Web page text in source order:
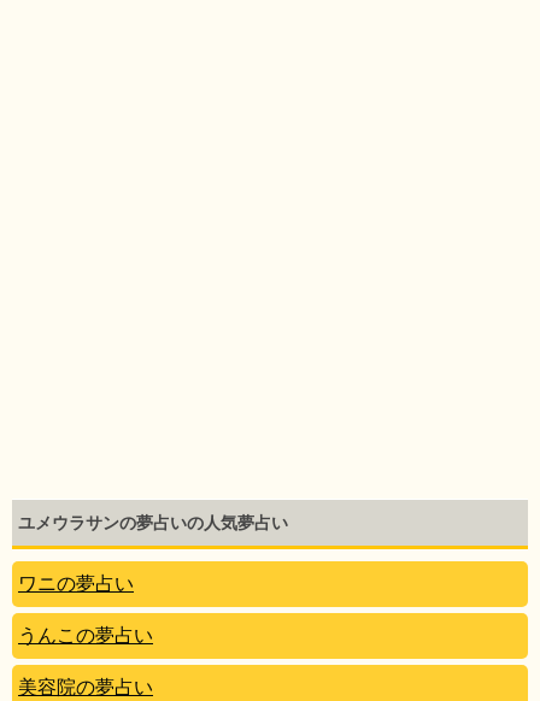
ユメウラサンの夢占いの人気夢占い
ワニの夢占い
うんこの夢占い
美容院の夢占い